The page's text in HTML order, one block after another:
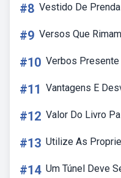
#8 Vestido De
#9 Versos Que
#10 Verbos Presente
#11 Vantagens E
#12 Valor Do Livro
#13 Utilize As
#14 Um Túnel Deve